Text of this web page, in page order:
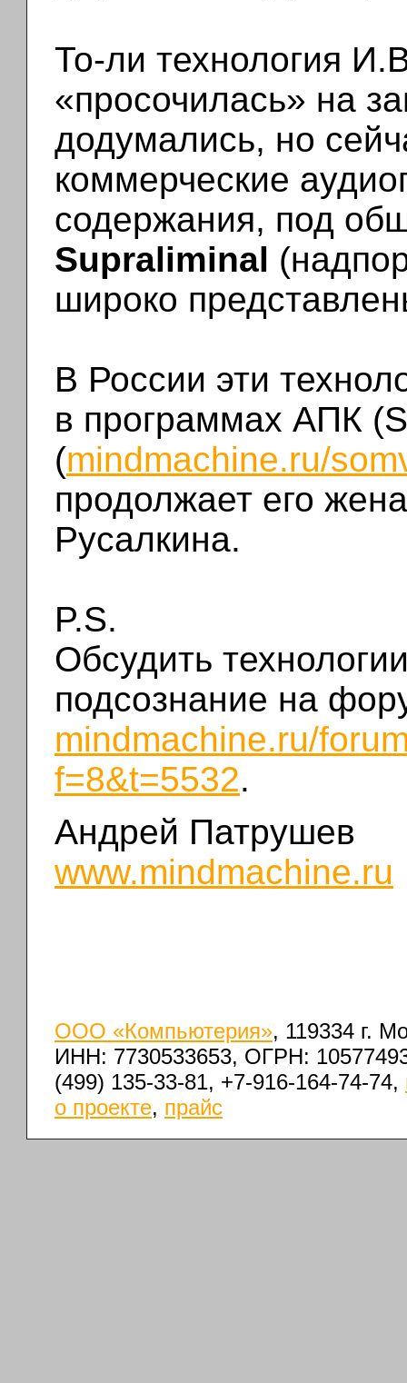
То-ли технология
«просочилась» на
додумались, но
коммерческие
содержания, под
Supraliminal
широко
В России эти
в программах АПК
(mindmachine.ru/
продолжает его
Русалкина.
P.S.
Обсудить
подсознание на
mindmachine.ru/
f=8&t=5532.
Андрей Патрушев
www.mindmachine.ru
ООО «Компьютерия», 119334 г.
ИНН: 7730533653, ОГРН:
(499) 135-33-81, +7-916-164-74-74,
о проекте, прайс